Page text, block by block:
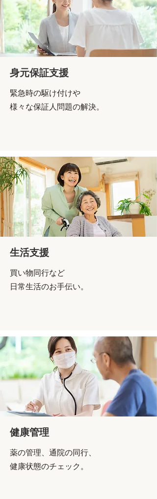
身元保証支援
緊急時の駆け付けや
様々な保証人問題の解決。
生活支援
買い物同行など
日常生活のお手伝い。
健康管理
薬の管理、通院の同行、
健康状態のチェック。